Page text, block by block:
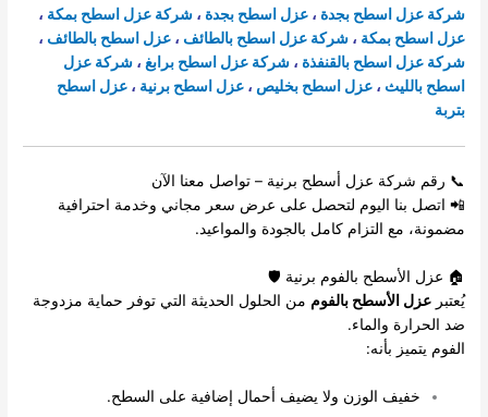
شركة عزل اسطح بجدة ،عزل اسطح بجدة ،شركة عزل اسطح بمكة ،
عزل اسطح بمكة ،شركة عزل اسطح بالطائف ،عزل اسطح بالطائف ،
شركة عزل اسطح بالقنفذة ،شركة عزل اسطح برابغ ، شركة عزل
اسطح بالليث ،عزل اسطح بخليص ، عزل اسطح برنية ،عزل اسطح
بتربة
📞 رقم شركة عزل أسطح برنية – تواصل معنا الآن
📲 اتصل بنا اليوم لتحصل على عرض سعر مجاني وخدمة احترافية
مضمونة، مع التزام كامل بالجودة والمواعيد.
🏠 عزل الأسطح بالفوم برنية 🛡️
يُعتبرعزل الأسطح بالفوم من الحلول الحديثة التي توفر حماية مزدوجة
ضد الحرارة والماء.
الفوم يتميز بأنه:
خفيف الوزن ولا يضيف أحمال إضافية على السطح.